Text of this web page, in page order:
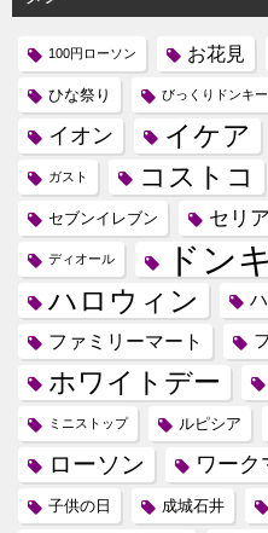
100円ローソン お花見
ひな祭り びっくりドンキー
イオン イケア
ガスト コストコ
セブンイレブン セリア
ディオール ドンキ
ハロウィン
ファミリーマート
ホワイトデー
ミニストップ ルピシア
ローソン ワーク
子供の日 成城石井